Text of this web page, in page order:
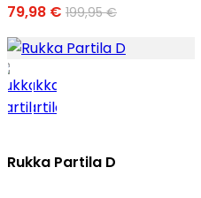
79,98 € 199,95 €
Rukka Partila D